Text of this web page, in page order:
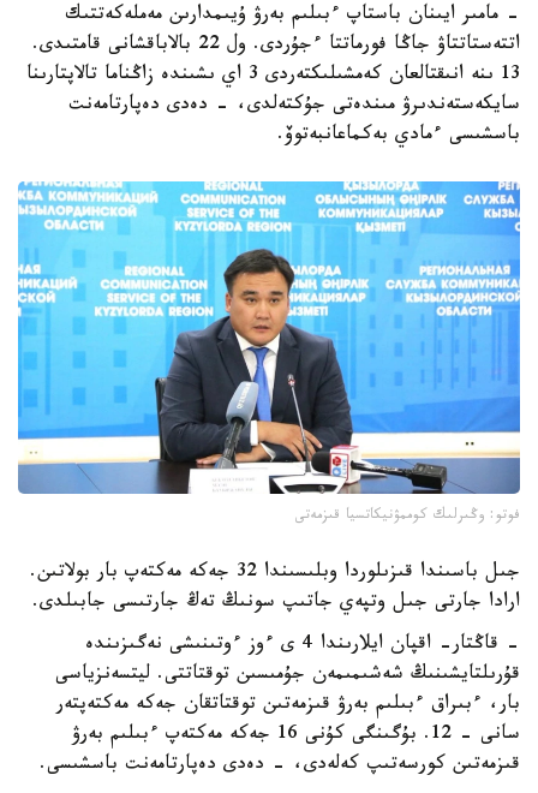
- مامىر ايىنان باستاپ ءبىلىم بەرۋ ۇيىمدارىن مەملەكەتتىك
اتتەستاتتاۋ جاڭا فورماتتا ءجۇردى. ول 22 بالاباقشانى قامتىدى.
13 ىنە انىقتالعان كەمشىلىكتەردى 3 اي ىشىندە زاڭناما تالاپتارىنا
سايكەستەندىرۋ مىندەتى جۇكتەلدى، - دەدى دەپارتامەنت
باسشىسى ءمادي بەكماعانبەتوۆ.
فوتو: وڭىرلىك كوممۋنيكاتسيا قىزمەتى
جىل باسىندا قىزىلوردا وبلىسىندا 32 جەكە مەكتەپ بار بولاتىن.
ارادا جارتى جىل وتپەي جاتىپ سونىڭ تەڭ جارتىسى جابىلدى.
- قاڭتار- اقپان ايلارىندا 4 ى ءوز ءوتىنىشى نەگىزىندە
قۇرىلتايشىنىڭ شەشىمىمەن جۇمىسىن توقتاتتى. ليتسەنزياسى
بار، ءبىراق ءبىلىم بەرۋ قىزمەتىن توقتاتقان جەكە مەكتەپتەر
سانى - 12. بۇگىنگى كۇنى 16 جەكە مەكتەپ ءبىلىم بەرۋ
قىزمەتىن كورسەتىپ كەلەدى، - دەدى دەپارتامەنت باسشىسى.